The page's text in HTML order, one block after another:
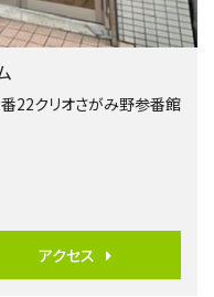
3,680万円
バ19分・ 歩8分
画。 …
4ＳＬＤＫ
海老名駅
22クリオさがみ野参番館
アクセス